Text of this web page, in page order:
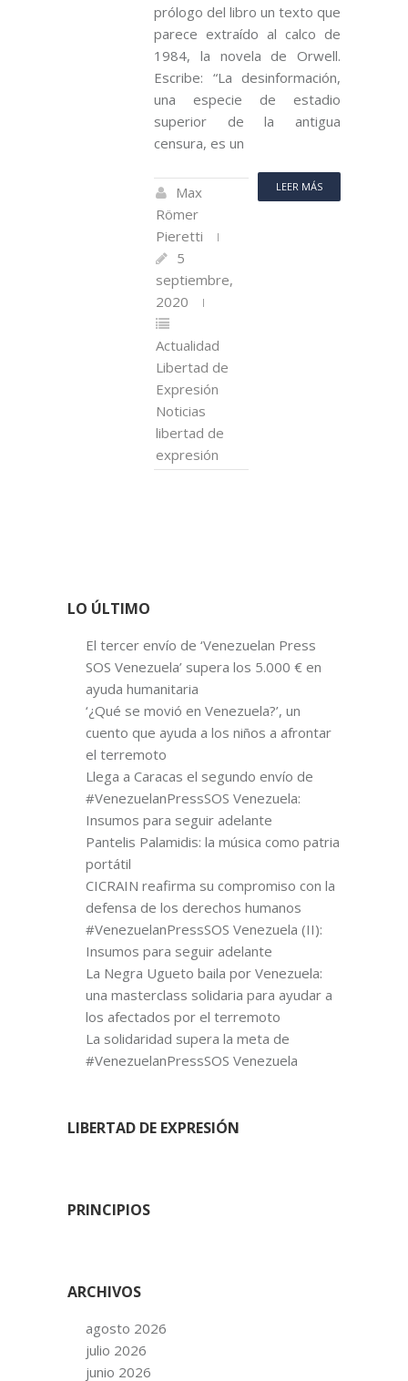
prólogo del libro un texto que
parece extraído al calco de
1984, la novela de Orwell.
Escribe: “La desinformación,
una especie de estadio
superior de la antigua
censura, es un
LEER MÁS
Max
Römer
Pieretti
5
septiembre,
2020
Actualidad
Libertad de
Expresión
Noticias
libertad de
expresión
LO ÚLTIMO
El tercer envío de ‘Venezuelan Press
SOS Venezuela’ supera los 5.000 € en
ayuda humanitaria
‘¿Qué se movió en Venezuela?’, un
cuento que ayuda a los niños a afrontar
el terremoto
Llega a Caracas el segundo envío de
#VenezuelanPressSOS Venezuela:
Insumos para seguir adelante
Pantelis Palamidis: la música como patria
portátil
CICRAIN reafirma su compromiso con la
defensa de los derechos humanos
#VenezuelanPressSOS Venezuela (II):
Insumos para seguir adelante
La Negra Ugueto baila por Venezuela:
una masterclass solidaria para ayudar a
los afectados por el terremoto
La solidaridad supera la meta de
#VenezuelanPressSOS Venezuela
LIBERTAD DE EXPRESIÓN
PRINCIPIOS
ARCHIVOS
agosto 2026
julio 2026
junio 2026